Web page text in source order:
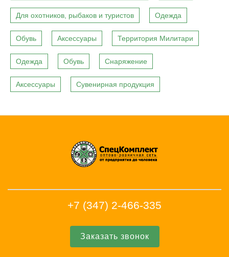
Для охотников, рыбаков и туристов Одежда
Обувь Аксессуары Территория Милитари
Одежда Обувь Снаряжение
Аксессуары Сувенирная продукция
+7 (347) 2-466-335
Заказать звонок